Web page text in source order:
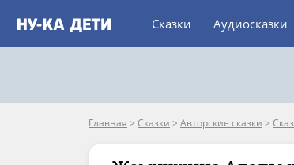
Сказки Аудиосказки
Главная > Сказки > Авторские сказки >